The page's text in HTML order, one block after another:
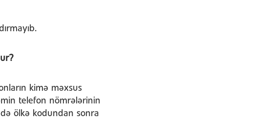
kimə məxsus
telefon nömrələrinin
ölkə kodundan sonra